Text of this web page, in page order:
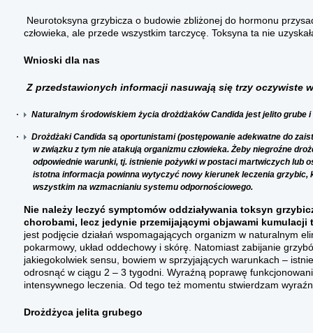
Neurotoksyna grzybicza o budowie zbliżonej do hormonu
człowieka, ale przede wszystkim tarczycę. Toksyna ta nie
Wnioski dla nas
Z przedstawionych informacji nasuwają się trzy oczywiste
· Naturalnym środowiskiem życia drożdżaków Candida jest jelito
·
Drożdżaki Candida są oportunistami (postępowanie adekwatne do
w związku z tym nie atakują organizmu człowieka. Żeby niegroźne
odpowiednie warunki, tj. istnienie pożywki w postaci martwiczych lub
istotna informacja powinna wytyczyć nowy kierunek leczenia
wszystkim na wzmacnianiu systemu odpornościowego.
Nie należy leczyć symptomów oddziaływania toksyn
chorobami, lecz jedynie przemijającymi objawami kumulacji
jest podjęcie działań wspomagających organizm w naturalnym
pokarmowy, układ oddechowy i skórę. Natomiast zabijanie
jakiegokolwiek sensu, bowiem w sprzyjających warunkach –
odrosnąć w ciągu 2 – 3 tygodni. Wyraźną poprawę
intensywnego leczenia. Od tego też momentu stwierdzam
Drożdżyca jelita grubego